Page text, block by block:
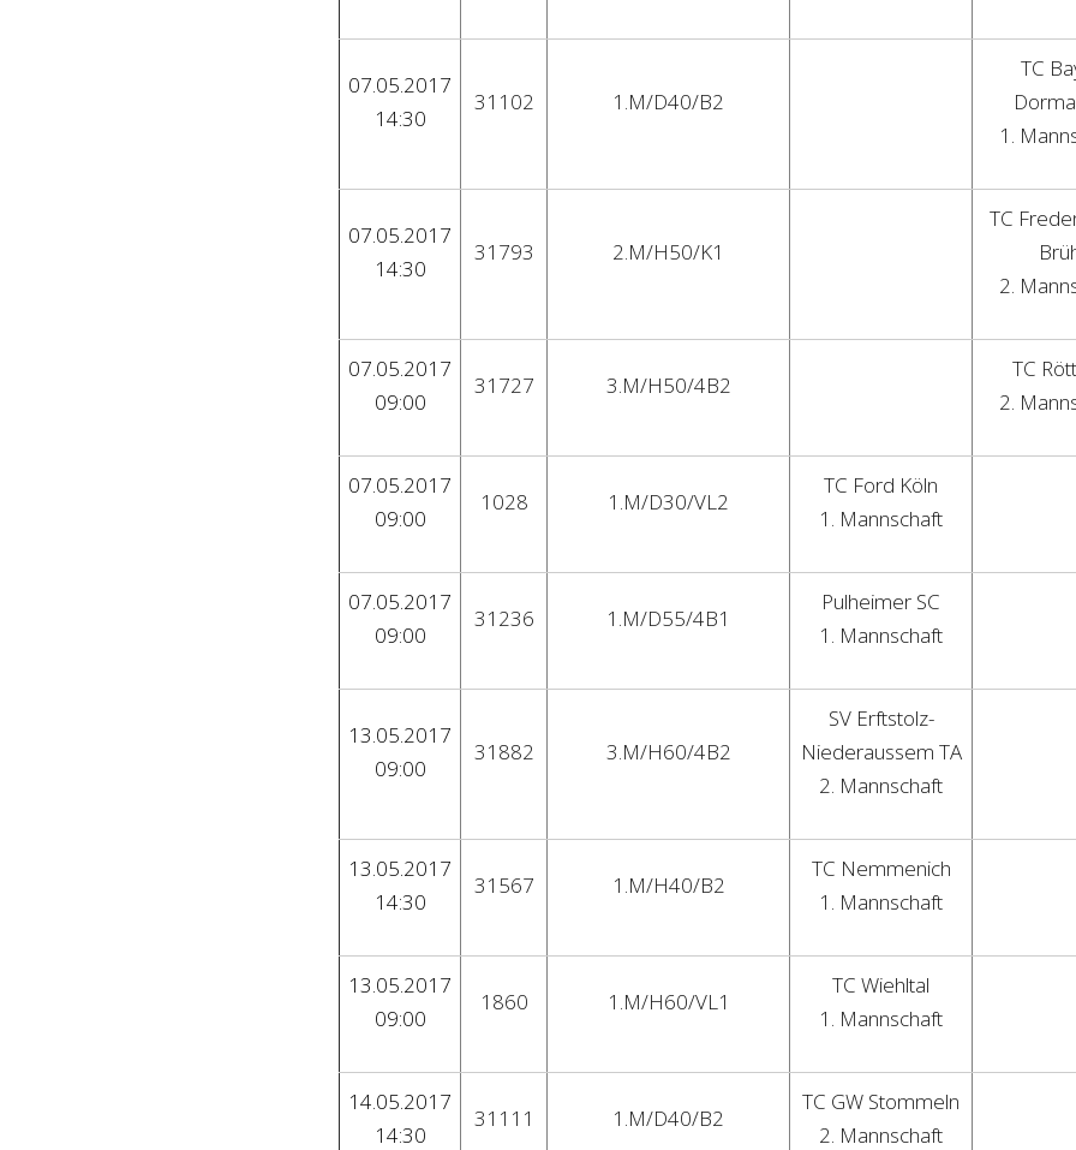
07.05.2017
14:30
31102 1.M/D40/B2
TC
1.
07.05.2017
14:30
31793 2.M/H50/K1
TC
2.
07.05.2017
09:00
31727 3.M/H50/4B2
TC
2.
07.05.2017
09:00
1028 1.M/D30/VL2
TC Ford Köln
1. Mannschaft
07.05.2017
09:00
31236 1.M/D55/4B1
Pulheimer SC
1. Mannschaft
13.05.2017
09:00
31882 3.M/H60/4B2
SV Erftstolz-
Niederaussem TA
2. Mannschaft
13.05.2017
14:30
31567 1.M/H40/B2
TC Nemmenich
1. Mannschaft
13.05.2017
09:00
1860 1.M/H60/VL1
TC Wiehltal
1. Mannschaft
14.05.2017
14:30
31111 1.M/D40/B2
TC GW Stommeln
2. Mannschaft